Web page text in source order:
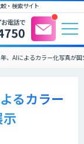
・検索サイト
、AIによるカラー化写真が
るカラー